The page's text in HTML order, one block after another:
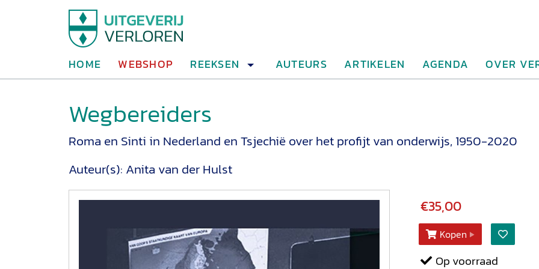
HOME WEBSHOP REEKSEN AUTEURS ARTIKELEN AGENDA OVER
Wegbereiders
Roma en Sinti in Nederland en Tsjechië over het profijt van onderwijs, 1950-2020
Auteur(s): Anita van der Hulst
€35,00
Kopen
Op voorraad